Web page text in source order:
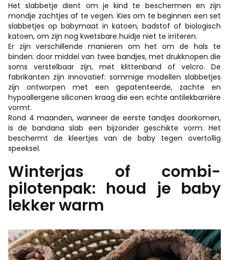
Het slabbetje dient om je kind te beschermen en zijn
mondje zachtjes af te vegen. Kies om te beginnen een set
slabbetjes op babymaat in katoen, badstof of biologisch
katoen, om zijn nog kwetsbare huidje niet te irriteren.
Er zijn verschillende manieren om het om de hals te
binden: door middel van twee bandjes, met drukknopen die
soms verstelbaar zijn, met klittenband of velcro. De
fabrikanten zijn innovatief: sommige modellen slabbetjes
zijn ontworpen met een gepatenteerde, zachte en
hypoallergene siliconen kraag die een echte antilekbarrière
vormt.
Rond 4 maanden, wanneer de eerste tandjes doorkomen,
is de bandana slab een bijzonder geschikte vorm. Het
beschermt de kleertjes van de baby tegen overtollig
speeksel.
Winterjas of combi-
pilotenpak: houd je baby
lekker warm